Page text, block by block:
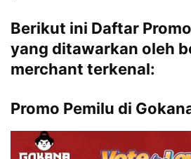
Berikut ini Daftar
yang ditawarkan oleh
merchant terkenal:
Promo Pemilu di